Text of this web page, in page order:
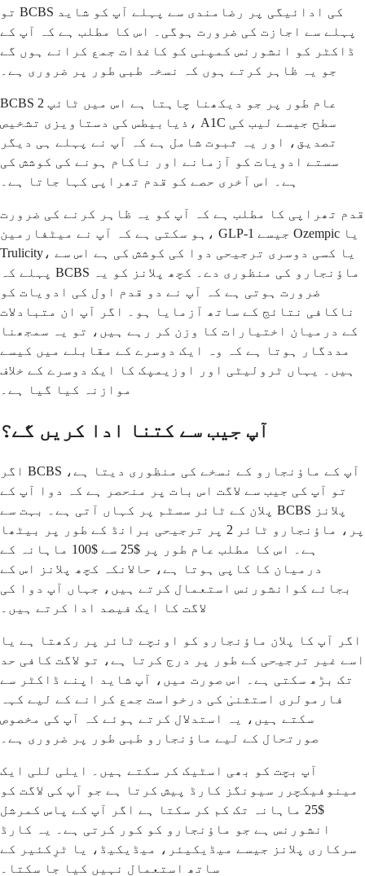
تو BCBS کی ادائیگی پر رضامندی سے پہلے آپ کو شاید
پہلے سے اجازت کی ضرورت ہوگی۔ اس کا مطلب ہے کہ آپ کے
ڈاکٹر کو انشورنس کمپنی کو کاغذات جمع کرانے ہوں گے
جو یہ ظاہر کرتے ہوں کہ نسخہ طبی طور پر ضروری ہے۔
BCBS عام طور پر جو دیکھنا چاہتا ہے اس میں ٹائپ 2
ذیابیطس کی دستاویزی تشخیص، A1C سطح جیسے لیب کی
تصدیق، اور یہ ثبوت شامل ہے کہ آپ نے پہلے ہی دیگر
سستے ادویات کو آزمانے اور ناکام ہونے کی کوشش کی
ہے۔ اس آخری حصے کو قدم تھراپی کہا جاتا ہے۔
قدم تھراپی کا مطلب ہے کہ آپ کو یہ ظاہر کرنے کی ضرورت
ہو سکتی ہے کہ آپ نے میٹفارمین، GLP-1 جیسے Ozempic یا
Trulicity، یا کسی دوسری ترجیحی دوا کی کوشش کی ہے اس سے
پہلے کہ BCBS ماؤنجارو کی منظوری دے۔ کچھ پلانز کو یہ
ضرورت ہوتی ہے کہ آپ نے دو قدم اول کی ادویات کو
ناکافی نتائج کے ساتھ آزمایا ہو۔ اگر آپ ان متبادلات
کے درمیان اختیارات کا وزن کر رہے ہیں، تو یہ سمجھنا
مددگار ہوتا ہے کہ وہ ایک دوسرے کے مقابلے میں کیسے
ہیں۔ یہاں ٹرولیٹی اور اوزیمپک کا ایک دوسرے کے خلاف
موازنہ کیا گیا ہے۔
آپ جیب سے کتنا ادا کریں گے؟
اگر BCBS آپ کے ماؤنجارو کے نسخے کی منظوری دیتا ہے،
تو آپ کی جیب سے لاگت اس بات پر منحصر ہے کہ دوا آپ کے
پلان کے ٹائر سسٹم پر کہاں آتی ہے۔ بہت سے BCBS پلانز
پر، ماؤنجارو ٹائر 2 پر ترجیحی برانڈ کے طور پر بیٹھا
ہے۔ اس کا مطلب عام طور پر $25 سے $100 ماہانہ کے
درمیان کا کاپی ہوتا ہے، حالانکہ کچھ پلانز اس کے
بجائے کوانشورنس استعمال کرتے ہیں، جہاں آپ دوا کی
لاگت کا ایک فیصد ادا کرتے ہیں۔
اگر آپ کا پلان ماؤنجارو کو اونچے ٹائر پر رکھتا ہے یا
اسے غیر ترجیحی کے طور پر درج کرتا ہے، تو لاگت کافی حد
تک بڑھ سکتی ہے۔ اس صورت میں، آپ شاید اپنے ڈاکٹر سے
فارمولری استثنیٰ کی درخواست جمع کرانے کے لیے کہہ
سکتے ہیں، یہ استدلال کرتے ہوئے کہ آپ کی مخصوص
صورتحال کے لیے ماؤنجارو طبی طور پر ضروری ہے۔
آپ بچت کو بھی اسٹیک کر سکتے ہیں۔ ایلی للی ایک
مینوفیکچرر سیونگز کارڈ پیش کرتا ہے جو آپ کی لاگت کو
$25 ماہانہ تک کم کر سکتا ہے اگر آپ کے پاس کمرشل
انشورنس ہے جو ماؤنجارو کو کور کرتی ہے۔ یہ کارڈ
سرکاری پلانز جیسے میڈیکیئر، میڈیکیڈ، یا ٹرِکئیر کے
ساتھ استعمال نہیں کیا جا سکتا۔